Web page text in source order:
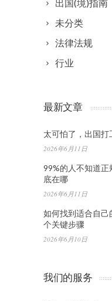
出国(境)指南
未分类
法律法规
行业
最新文章
太可怕了，出国打
2026年6月11日
99%的人不知道正
底在哪
2026年6月11日
如何找到适合自
个关键步骤
2026年6月10日
我们的服务